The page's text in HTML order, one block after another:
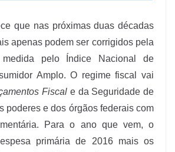
que nas próximas duas décadas
apenas podem ser corrigidos pela
pelo Índice Nacional de
Amplo. O regime fiscal vai
Fiscal e da Seguridade de
poderes e dos órgãos federais com
Para o ano que vem, o
primária de 2016 mais os